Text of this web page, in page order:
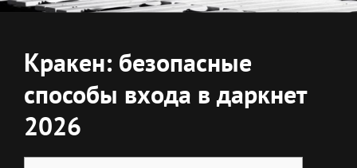
Кракен: безопасные
способы входа в даркнет
2026